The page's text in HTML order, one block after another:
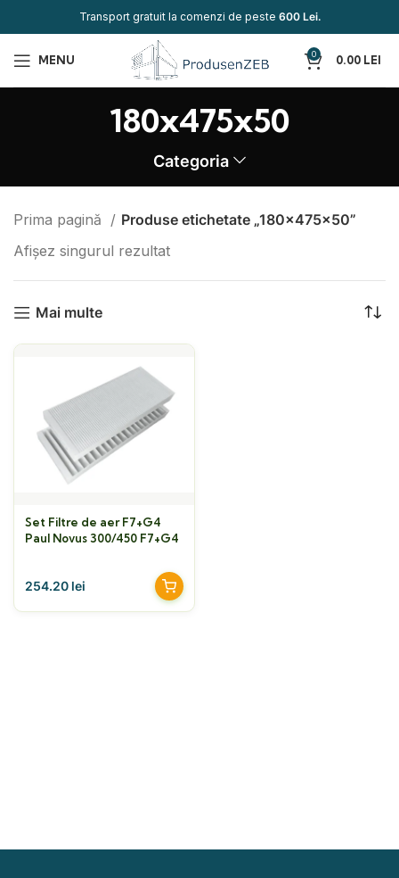
Transport gratuit la comenzi de peste 600 Lei.
MENU 0 0.00 LEI
180x475x50
Categoria
Prima pagină
Produse etichetate „180x475x50”
Afișez singurul rezultat
Mai multe
Set Filtre de aer F7+G4
Paul Novus 300/450 F7+G4
254.20 lei